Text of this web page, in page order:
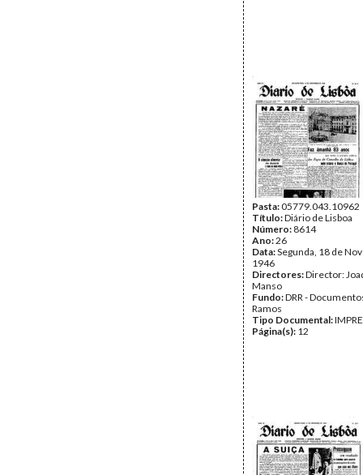
Pasta:05779.043.10962
Título:Diário de Lisboa
Número: 8614
Ano:26
Data:Segunda, 18 de
1946
Directores:Director:
Manso
Fundo:DRR -
Ramos
Tipo Documental:
Página(s): 12